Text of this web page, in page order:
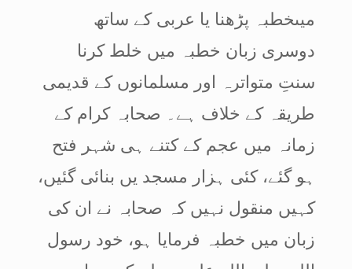
میںخطبہ پڑھنا یا عربی کے ساتھ
دوسری زبان خطبہ میں خلط کرنا
سنتِ متواترہ اور مسلمانوں کے قدیمی
طریقہ کے خلاف ہے۔ صحابہ کرام کے
زمانہ میں عجم کے کتنے ہی شہر فتح
ہو گئے، کئی ہزار مسجد یں بنائی گئیں،
کہیں منقول نہیں کہ صحابہ نے ان کی
زبان میں خطبہ فرمایا ہو، خود رسول